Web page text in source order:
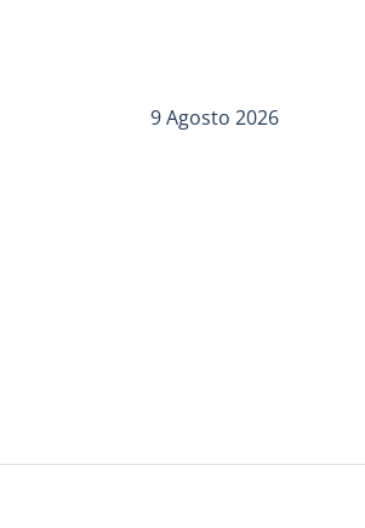
9 Agosto 2026